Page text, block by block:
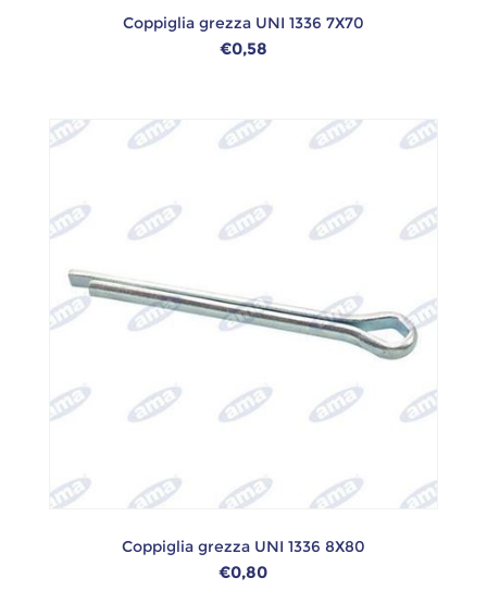
Coppiglia grezza UNI 1336 7X70
€0,58
Coppiglia grezza UNI 1336 8X80
€0,80